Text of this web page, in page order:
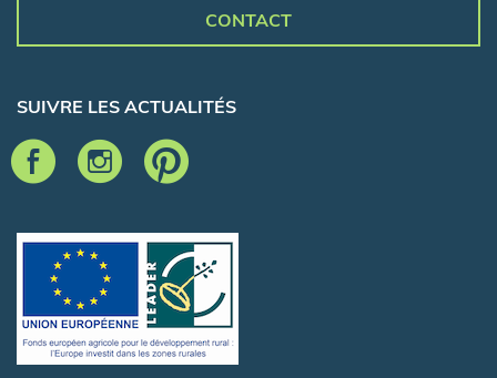
CONTACT
SUIVRE LES ACTUALITÉS